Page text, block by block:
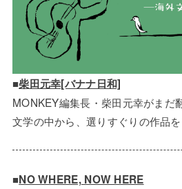
■柴田元幸[バナナ日和]
MONKEY編集長・柴田元幸がまだ
文学の中から、選りすぐりの作品
■NO WHERE, NOW HERE